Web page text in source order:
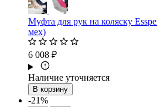
Муфта для рук на коляску
мех)
6 008 ₽
Наличие уточняется
В корзину
-21%